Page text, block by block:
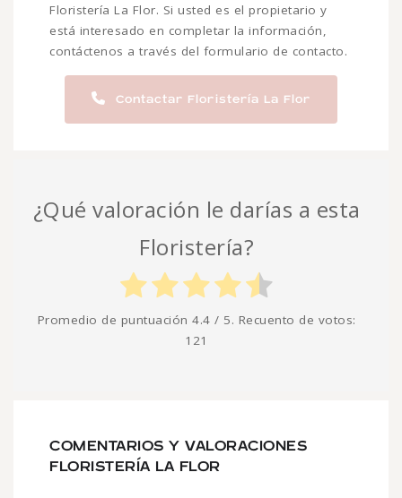
Floristería La Flor. Si usted es el propietario y
está interesado en completar la información,
contáctenos a través del formulario de contacto.
Contactar Floristería La Flor
¿Qué valoración le darías a esta
Floristería?
Promedio de puntuación 4.4 / 5. Recuento de votos:
121
COMENTARIOS Y VALORACIONES
FLORISTERÍA LA FLOR